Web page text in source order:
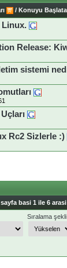
/ Konuyu
Linux.
Release:
sistemi
Rc2 Sizlerle :)
basi 1 ile 6
Sıralama şekli